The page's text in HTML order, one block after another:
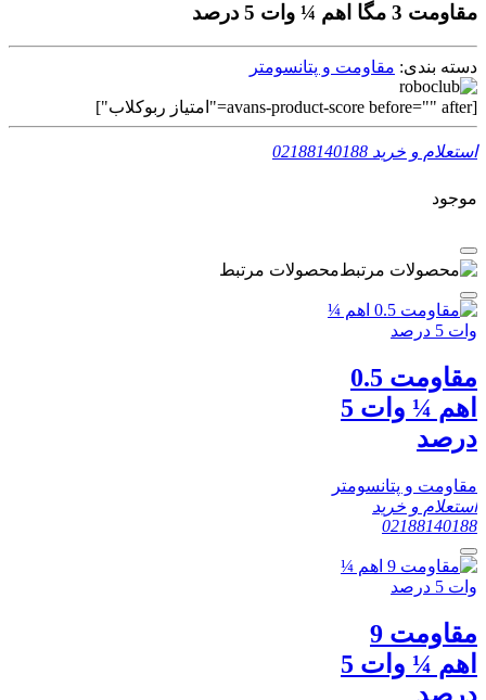
مقاومت 3 مگا اهم ¼ وات 5 درصد
دسته بندی: مقاومت و پتانسومتر
[avans-product-score before="" after="امتیاز ربوکلاب"]
استعلام و خرید 02188140188
موجود
محصولات مرتبط
مقاومت 0.5
اهم ¼ وات 5
درصد
مقاومت و پتانسومتر
استعلام و خرید
02188140188
مقاومت 9
اهم ¼ وات 5
درصد